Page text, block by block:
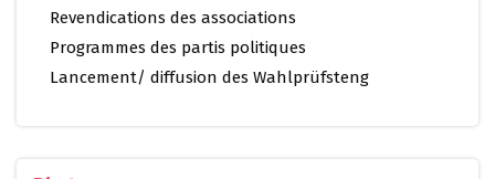
Revendications des associations
Programmes des partis politiques
Lancement/ diffusion des Wahlprüfsteng